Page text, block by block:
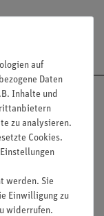
auf
Daten
Inhalte und
zu analysieren.
Cookies.
werden. Sie
Einwilligung zu
widerrufen.